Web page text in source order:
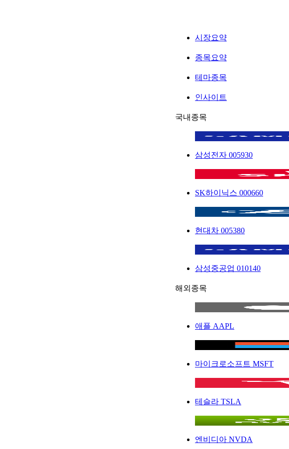
시장요약
종목요약
테마종목
인사이트
국내종목
삼성전자 005930
SK하이닉스 000660
현대차 005380
삼성중공업 010140
해외종목
애플 AAPL
마이크로소프트 MSFT
테슬라 TSLA
엔비디아 NVDA